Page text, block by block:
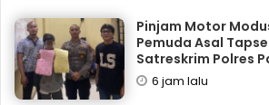
Pinjam Motor
Pemuda Asal
Satreskrim Polres
6 jam lalu